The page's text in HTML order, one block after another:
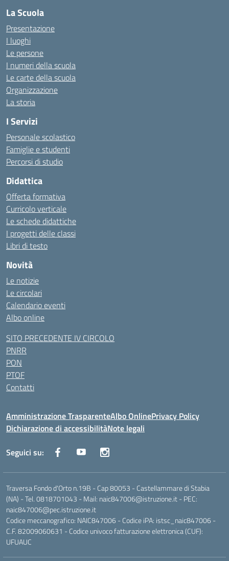
La Scuola
Presentazione
I luoghi
Le persone
I numeri della scuola
Le carte della scuola
Organizzazione
La storia
I Servizi
Personale scolastico
Famiglie e studenti
Percorsi di studio
Didattica
Offerta formativa
Curricolo verticale
Le schede didattiche
I progetti delle classi
Libri di testo
Novità
Le notizie
Le circolari
Calendario eventi
Albo online
SITO PRECEDENTE IV CIRCOLO
PNRR
PON
PTOF
Contatti
Amministrazione TrasparenteAlbo OnlinePrivacy Policy
Dichiarazione di accessibilitàNote legali
Seguici su:
Traversa Fondo d'Orto n.19B - Cap 80053 - Castellammare di Stabia
(NA) - Tel. 0818701043 - Mail: naic847006@istruzione.it - PEC:
naic847006@pec.istruzione.it
Codice meccanografico: NAIC847006 - Codice iPA: istsc_naic847006 -
C.F. 82009060631 - Codice univoco fatturazione elettronica (CUF):
UFUAUC